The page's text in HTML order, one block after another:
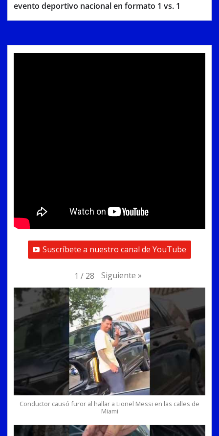
evento deportivo nacional en formato 1 vs. 1
Suscríbete a nuestro canal de YouTube
1 / 28 Siguiente »
Conductor causó furor al hallar a Lionel Messi en las calles de
Miami